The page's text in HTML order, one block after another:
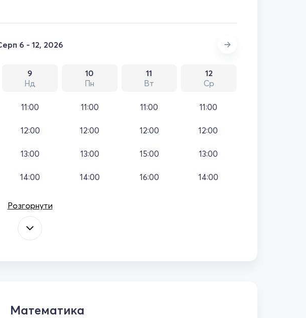
6 - 12, 2026
9
Нд
10
Пн
11
Вт
12
Ср
11:00
12:00
13:00
14:00
11:00
12:00
13:00
14:00
11:00
12:00
15:00
16:00
11:00
12:00
13:00
14:00
Розгорнути
Математика